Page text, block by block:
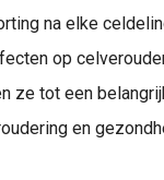
na elke
op
ze tot een
en